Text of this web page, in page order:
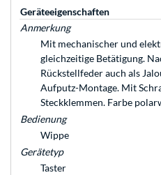
Geräteeigenschaften
Anmerkung
Mit mechanischer und
gleichzeitige Betätigung.
Rückstellfeder auch als
Aufputz-Montage. Mit
Steckklemmen. Farbe
Bedienung
Wippe
Gerätetyp
Taster